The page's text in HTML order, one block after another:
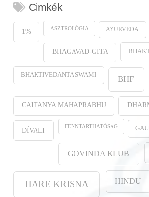
Cimkék
1% ASZTROLÓGIA AYURVEDA
BHAGAVAD-GITA
BHAKTIVEDANTA SWAMI BHF
CAITANYA MAHAPRABHU
DÍVALI FENNTARTHATÓSÁG
GOVINDA KLUB
HARE KRISNA HINDU